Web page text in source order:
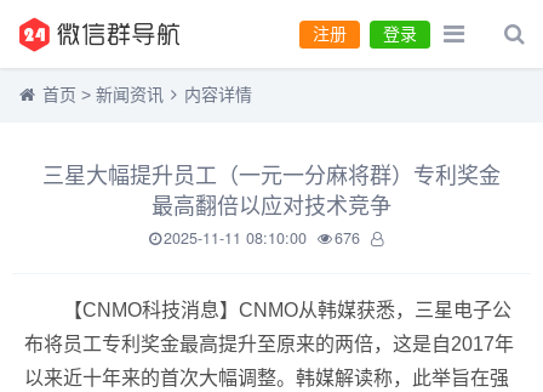
登录
注册
首页 > 新闻资讯 内容详情
三星大幅提升员工（一元一分麻将群）专利奖金
最高翻倍以应对技术竞争
2025-11-11 08:10:00 676
【CNMO科技消息】CNMO从韩媒获悉，三星电子公
布将员工专利奖金最高提升至原来的两倍，这是自2017年
以来近十年来的首次大幅调整。韩媒解读称，此举旨在强